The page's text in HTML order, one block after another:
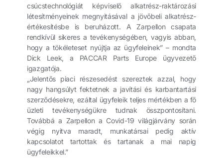
csúcstechnológiát képviselő alkatrész-raktározási
létesítményeinek megnyitásával a jövőbeli alkatrész-
értékesítésbe is beruházott. A Zarpellon csapata
rendkívül sikeres a tevékenységében, vagyis abban,
hogy a tökéleteset nyújtja az ügyfeleinek” – mondta
Dick Leek, a PACCAR Parts Europe ügyvezető
igazgatója.
„Jelentős piaci részesedést szereztek azzal, hogy
nagy hangsúlyt fektetnek a javítási és karbantartási
szerződésekre, ezáltal ügyfeleik teljes mértékben a fő
üzleti tevékenységükre tudnak összpontosítani.
Továbbá a Zarpellon a Covid-19 világjárvány során
végig nyitva maradt, munkatársai pedig aktív
kapcsolatot tartottak és tartanak a mai napig
ügyfeleikkel.”